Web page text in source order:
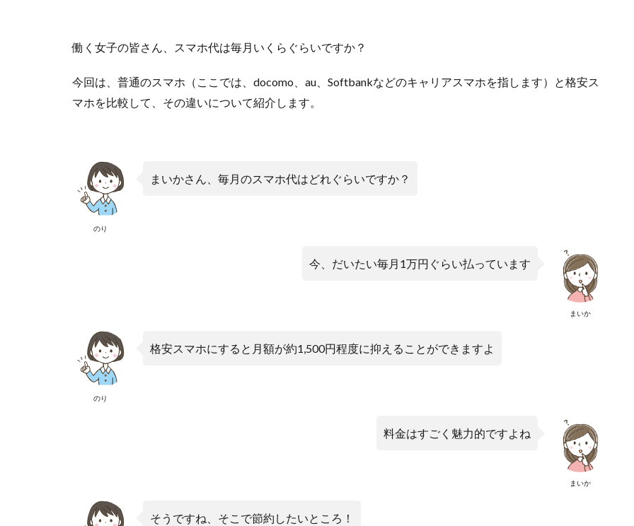
働く女子の皆さん、スマホ代は毎月いくらぐらいですか？
今回は、普通のスマホ（ここでは、docomo、au、Softbankなどのキャリアスマホを指します）と格安ス
マホを比較して、その違いについて紹介します。
のり
まいかさん、毎月のスマホ代はどれぐらいですか？
まいか
今、だいたい毎月1万円ぐらい払っています
のり
格安スマホにすると月額が約1,500円程度に抑えることができますよ
まいか
料金はすごく魅力的ですよね
そうですね、そこで節約したいところ！